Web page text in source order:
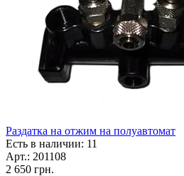
Раздатка на отжим на полуавтомат
Есть в наличии: 11
Арт.: 201108
2 650 грн.